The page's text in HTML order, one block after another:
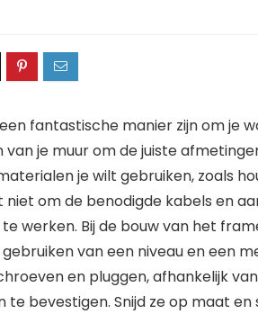
fantastische manier zijn om je
je muur om de juiste
je wilt gebruiken, zoals
om de benodigde kabels en
werken. Bij de bouw van het
van een niveau en een
en pluggen, afhankelijk
bevestigen. Snijd ze op maat